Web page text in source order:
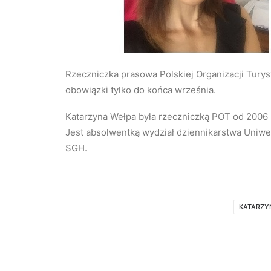
Rzeczniczka prasowa Polskiej Organizacji
obowiązki tylko do końca września.
Katarzyna Wełpa była rzeczniczką POT od
Jest absolwentką wydział dziennikarstwa
SGH.